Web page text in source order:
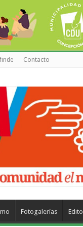
Contacto
Fotogalerías